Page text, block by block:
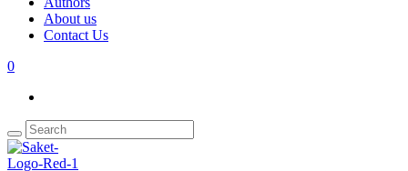
About us
Contact Us
0